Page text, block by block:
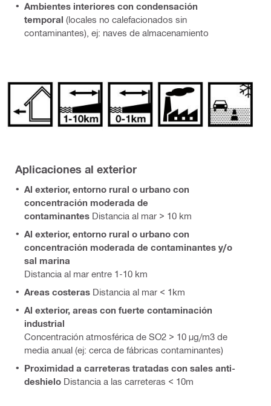
Ambientes interiores con condensación
temporal (locales no calefacionados sin
contaminantes), ej: naves de almacenamiento
Aplicaciones al exterior
Al exterior, entorno rural o urbano con
concentración moderada de
contaminantes Distancia al mar > 10 km
Al exterior, entorno rural o urbano con
concentración moderada de contaminantes y/o
sal marina
Distancia al mar entre 1-10 km
Areas costeras Distancia al mar < 1km
Al exterior, areas con fuerte contaminación
industrial
Concentración atmosférica de SO2 > 10 μg/m3 de
media anual (ej: cerca de fábricas contaminantes)
Proximidad a carreteras tratadas con sales anti-
deshielo Distancia a las carreteras < 10m